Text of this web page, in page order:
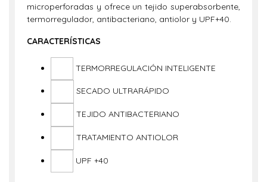
microperforadas y ofrece un tejido superabsorbente,
termorregulador, antibacteriano, antiolor y UPF+40.
CARACTERÍSTICAS
TERMORREGULACIÓN INTELIGENTE
SECADO ULTRARÁPIDO
TEJIDO ANTIBACTERIANO
TRATAMIENTO ANTIOLOR
UPF +40